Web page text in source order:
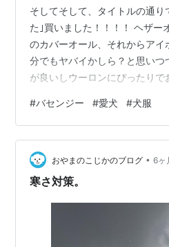
そしてそして、タイトルの通り
た｣買いました！！！！ ヘザー
のカバーオール、それからアイ
分でもヤバイかしら？と思い
が良いしウーロンにぴったりで
もっと残ってたら…怖いですね
性なので自分の服は古着とか
っかりなんですが、ウーロン
もうただのたーだの言い訳です
ストの裏地はメッシュのような
#バセンジー #愛犬 #犬服
おやまのこじかのブログ • 6ヶ
寒さ対策。